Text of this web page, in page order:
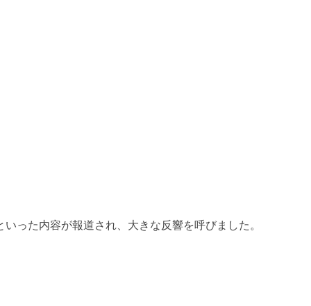
った内容が報道され、大きな反響を呼びました。